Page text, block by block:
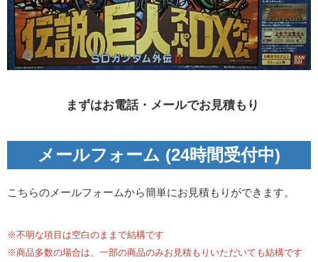
まずはお電話・メールでお見積もり
メールフォーム (24時間受付中)
こちらのメールフォームから簡単にお見積もりができます。
※不明な項目は空白のままで結構です
※商品多数の場合は、一部の商品のみお見積もりいただいても結構です